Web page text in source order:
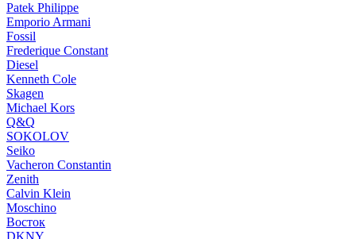
Patek Philippe
Emporio Armani
Fossil
Frederique Constant
Diesel
Kenneth Cole
Skagen
Michael Kors
Q&Q
SOKOLOV
Seiko
Vacheron Constantin
Zenith
Calvin Klein
Moschino
Восток
DKNY